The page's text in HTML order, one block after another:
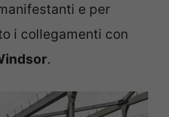
e per
i collegamenti con
.